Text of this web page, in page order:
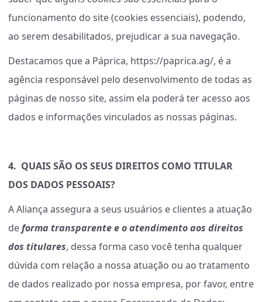
funcionamento do site (cookies essenciais), podendo,
ao serem desabilitados, prejudicar a sua navegação.
Destacamos que a Páprica, https://paprica.ag/, é a
agência responsável pelo desenvolvimento de todas as
páginas de nosso site, assim ela poderá ter acesso aos
dados e informações vinculados as nossas páginas.
4. QUAIS SÃO OS SEUS DIREITOS COMO TITULAR
DOS DADOS PESSOAIS?
A Aliança assegura a seus usuários e clientes a atuação
deforma transparente e o atendimento aos direitos
dos titulares, dessa forma caso você tenha qualquer
dúvida com relação a nossa atuação ou ao tratamento
de dados realizado por nossa empresa, por favor, entre